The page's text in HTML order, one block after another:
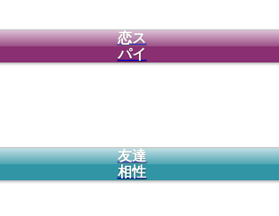
恋ス
パイ
友達
相性